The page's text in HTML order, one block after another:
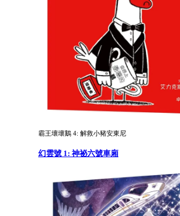
霸王壞壞鵝 4: 解救小豬安東尼
幻雲號 1: 神祕六號車廂